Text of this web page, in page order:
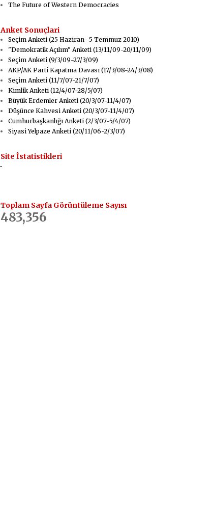
The Future of Western Democracies
Anket Sonuçlari
Seçim Anketi (25 Haziran- 5 Temmuz 2010)
"Demokratik Açılım" Anketi (13/11/09-20/11/09)
Seçim Anketi (9/3/09-27/3/09)
AKP/AK Parti Kapatma Davası (17/3/08-24/3/08)
Seçim Anketi (11/7/07-21/7/07)
Kimlik Anketi (12/4/07-28/5/07)
Büyük Erdemler Anketi (20/3/07-11/4/07)
Düşünce Kahvesi Anketi (20/3/07-11/4/07)
Cumhurbaşkanlığı Anketi (2/3/07-5/4/07)
Siyasi Yelpaze Anketi (20/11/06-2/3/07)
Site İstatistikleri
Toplam Sayfa Görüntüleme Sayısı
483,356